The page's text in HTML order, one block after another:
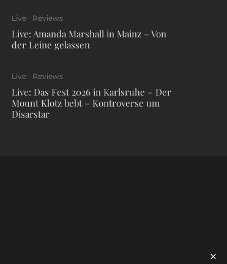
Live Reviews
Live: Amanda Marshall in Mainz – Von
der Leine gelassen
Live Reviews
Live: Das Fest 2026 in Karlsruhe – Der
Mount Klotz bebt – Kontroverse um
Disarstar